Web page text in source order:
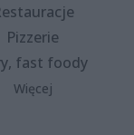
Pizzerie
fast foody
Więcej